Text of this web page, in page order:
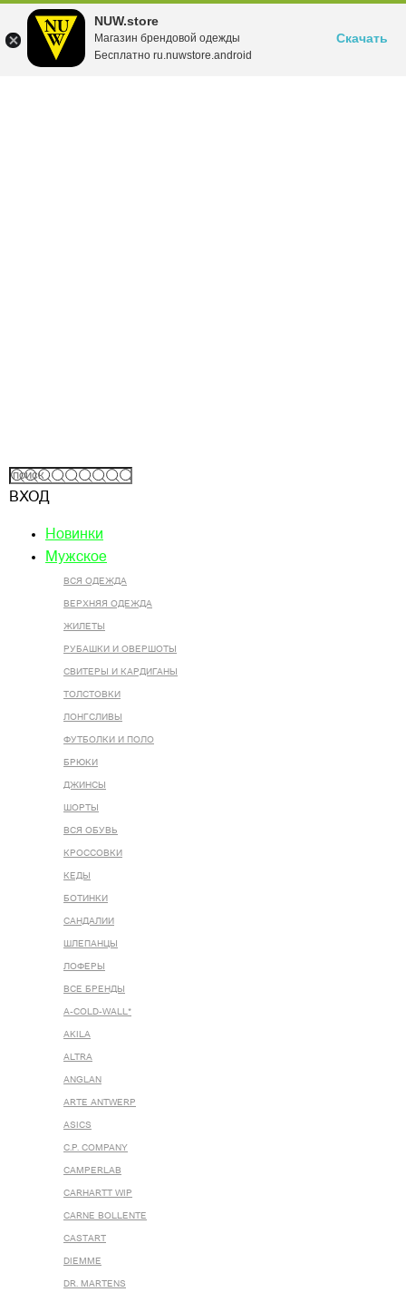
NUW.store
Магазин брендовой одежды
Бесплатно ru.nuwstore.android
Скачать
ВХОД
Новинки
Мужское
ВСЯ ОДЕЖДА
ВЕРХНЯЯ ОДЕЖДА
ЖИЛЕТЫ
РУБАШКИ И ОВЕРШОТЫ
СВИТЕРЫ И КАРДИГАНЫ
ТОЛСТОВКИ
ЛОНГСЛИВЫ
ФУТБОЛКИ И ПОЛО
БРЮКИ
ДЖИНСЫ
ШОРТЫ
ВСЯ ОБУВЬ
КРОССОВКИ
КЕДЫ
БОТИНКИ
САНДАЛИИ
ШЛЕПАНЦЫ
ЛОФЕРЫ
ВСЕ БРЕНДЫ
A-COLD-WALL*
AKILA
ALTRA
ANGLAN
ARTE ANTWERP
ASICS
C.P. COMPANY
CAMPERLAB
CARHARTT WIP
CARNE BOLLENTE
CASTART
DIEMME
DR. MARTENS